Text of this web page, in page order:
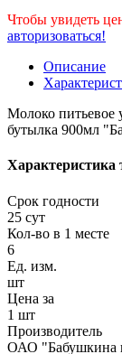
Чтобы увидеть
авторизоваться!
Описание
Молоко питьевое
бутылка 900мл
Характеристика
Срок годности
25 сут
Кол-во в 1 месте
6
Ед. изм.
шт
Цена за
1 шт
Производитель
ОАО "Бабушкина